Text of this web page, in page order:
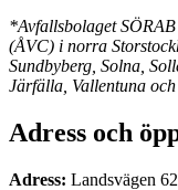
*Avfallsbolaget
(ÅVC) i norra
Sundbyberg, Solna,
Järfälla, Vallentuna
Adress och
Adress: Landsvägen 62